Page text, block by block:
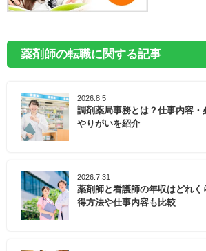
薬剤師の転職に関する記事
2026.8.5
調剤薬局事務とは？仕事内容・
やりがいを紹介
2026.7.31
薬剤師と看護師の年収はどれく
得方法や仕事内容も比較